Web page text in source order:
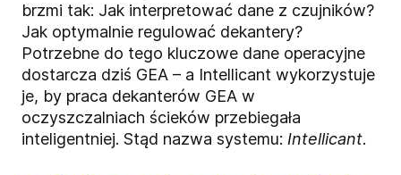
brzmi tak: Jak interpretować dane z czujników?
Jak optymalnie regulować dekantery?
Potrzebne do tego kluczowe dane operacyjne
dostarcza dziś GEA – a Intellicant wykorzystuje
je, by praca dekanterów GEA w
oczyszczalniach ścieków przebiegała
inteligentniej. Stąd nazwa systemu: Intellicant.